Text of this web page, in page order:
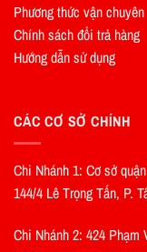
Phương thức vận chuyên
Chính sách đổi trả hàng
Hướng dẫn sử dụng
CÁC CƠ SỞ CHÍNH
Chi Nhánh 1: Cơ sở
144/4 Lê Trọng Tấn, P.
Chi Nhánh 2: 424 Phạm